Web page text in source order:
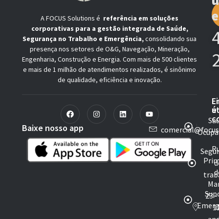
A FOCUS Solutions é referência em soluções
corporativas para a gestão integrada de Saúde,
Segurança no Trabalho e Emergência,consolidando sua
presença nos setores de O&G, Navegação, Mineração,
Engenharia, Construção e Energia. Com mais de 500 clientes
e mais de 1 milhão de atendimentos realizados, é sinônimo
de qualidade, eficiência e inovação.
Baixe nosso app
e
23 -